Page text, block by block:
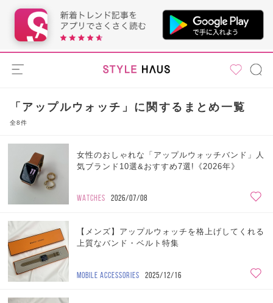
「アップルウォッチ」に関するまとめ一覧
全8件
女性のおしゃれな「アップルウォッチバンド」人
気ブランド10選&おすすめ7選!《2026年》
WATCHES 2026/07/08
【メンズ】アップルウォッチを格上げしてくれる
上質なバンド・ベルト特集
MOBILE ACCESSORIES 2025/12/16